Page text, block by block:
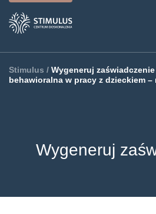
Stimulus / Wygeneruj
behawioralna w pracy z dzieckiem
Wygeneruj